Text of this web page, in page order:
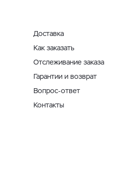
Доставка
Как заказать
Отслеживание заказа
Гарантии и возврат
Вопрос-ответ
Контакты